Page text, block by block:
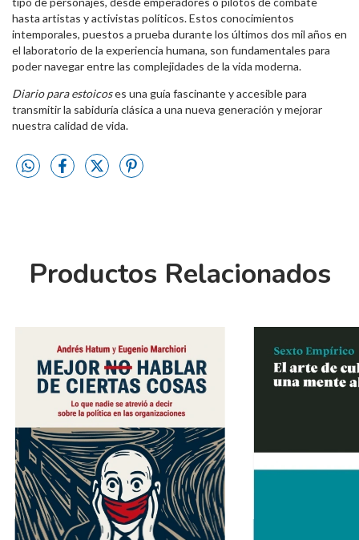
hasta artistas y activistas políticos. Estos conocimientos
intemporales, puestos a prueba durante los últimos dos mil años en
el laboratorio de la experiencia humana, son fundamentales para
poder navegar entre las complejidades de la vida moderna.
Diario para estoicoses una guía fascinante y accesible para
transmitir la sabiduría clásica a una nueva generación y mejorar
nuestra calidad de vida.
Productos Relacionados